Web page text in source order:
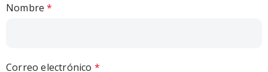
Nombre*
Correo electrónico *